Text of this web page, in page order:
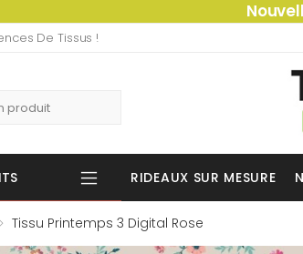
De Tissus !
RIDEAUX SUR MESURE
Tissu Printemps 3 Digital Rose